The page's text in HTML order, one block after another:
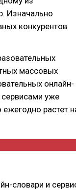
Изначально
конкурентов
массовых
онлайн-
сервисами уже
растет
словари и